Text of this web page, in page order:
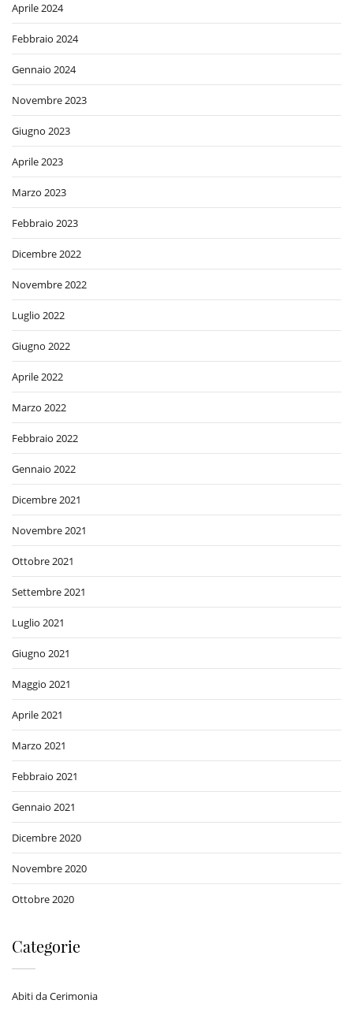
Aprile 2024
Febbraio 2024
Gennaio 2024
Novembre 2023
Giugno 2023
Aprile 2023
Marzo 2023
Febbraio 2023
Dicembre 2022
Novembre 2022
Luglio 2022
Giugno 2022
Aprile 2022
Marzo 2022
Febbraio 2022
Gennaio 2022
Dicembre 2021
Novembre 2021
Ottobre 2021
Settembre 2021
Luglio 2021
Giugno 2021
Maggio 2021
Aprile 2021
Marzo 2021
Febbraio 2021
Gennaio 2021
Dicembre 2020
Novembre 2020
Ottobre 2020
Categorie
Abiti da Cerimonia